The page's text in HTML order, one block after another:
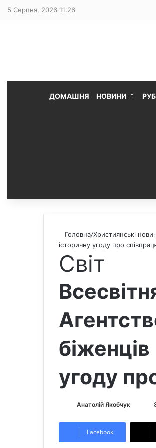
5 Серпня, 2026 11:26
ДОМАШНЯ НОВИНИ
Головна/Християнські
історичну угоду про
Світ
угоду
Анатолій Якобчук
l d
Facebook